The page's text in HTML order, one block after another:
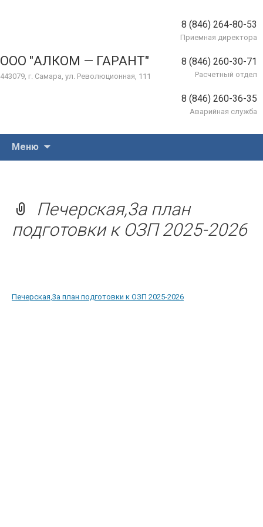
ООО "АЛКОМ — ГАРАНТ"
443079, г. Самара, ул. Революционная, 111
8 (846) 264-80-53
Приемная директора
8 (846) 260-30-71
Расчетный отдел
8 (846) 260-36-35
Аварийная служба
Меню
Печерская,3а план
подготовки к ОЗП 2025-2026
Печерская,3а план подготовки к ОЗП 2025-2026